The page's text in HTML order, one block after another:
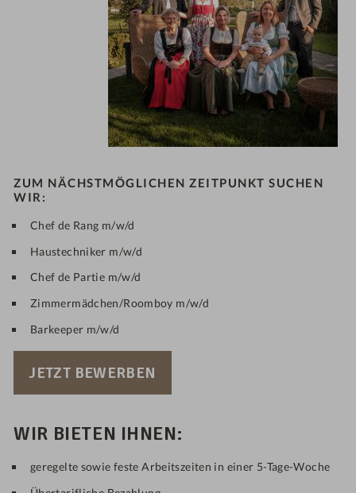
ZUM NÄCHSTMÖGLICHEN ZEITPUNKT SUCHEN
WIR:
Chef de Rang m/w/d
Haustechniker m/w/d
Chef de Partie m/w/d
Zimmermädchen/Roomboy m/w/d
Barkeeper m/w/d
JETZT BEWERBEN
WIR BIETEN IHNEN:
geregelte sowie feste Arbeitszeiten in einer 5-Tage-Woche